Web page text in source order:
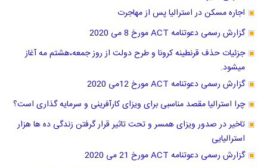
اجاره مسکن در استرالیا پس از مهاجرت
گزارش رسمی دعوتنامه ACT مورخ 8 می 2020
جزئیات حذف قرنطینه کرونا و طرح دولت از روز جمعه،هشتم مه آغاز
میشود.
گزارش رسمی دعوتنامه ACT مورخ 12می 2020
چرا استرالیا مقصد مناسبی برای ویزای کارآفرینی و سرمایه گذاری است؟
تاخیر در صدور ویزای همسر و تحت تاثیر قرار گرفتن زندگی ده ها هزار
استرالیایی
گزارش رسمی دعوتنامه ACT مورخ 21 می 2020